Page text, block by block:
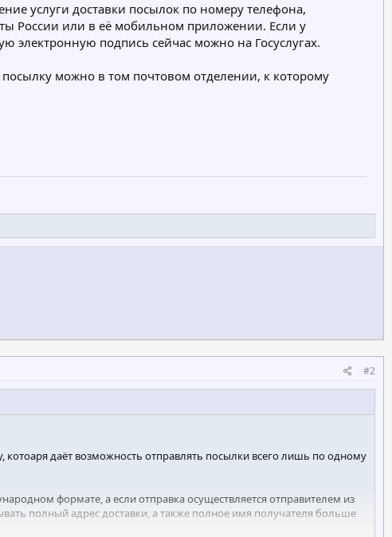
услуги доставки посылок по номеру телефона,
России или в её мобильном приложении. Если у
электронную подпись сейчас можно на Госуслугах.
можно в том почтовом отделении, к которому
#2
котоаря даёт возможность отправлять посылки всего лишь по одному
формате, а если отправка осуществляется отправителем из
полный адрес доставки, а также полное имя получателя больше